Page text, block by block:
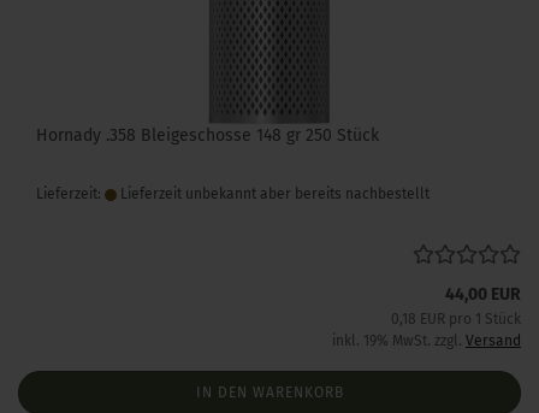
Hornady .358 Bleigeschosse 148 gr 250 Stück
Lieferzeit: Lieferzeit unbekannt aber bereits nachbestellt
44,00 EUR
0,18 EUR pro 1 Stück
inkl. 19% MwSt. zzgl. Versand
IN DEN WARENKORB